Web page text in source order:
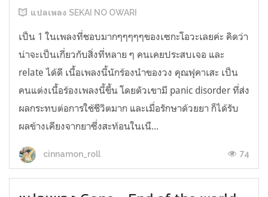
แปลเพลง SEKAI NO OWARI
เป็น 1 ในเพลงที่ชอบมากๆๆๆๆๆของเซกะโอวะเลยค่ะ คิดว่า
น่าจะเป็นเกี่ยวกับสิ่งที่หลาย ๆ คนเคยประสบเจอ และ
relate ได้ดี เนื้อเพลงนี้นักร้องนำของวง คุณฟุคาเสะ เป็น
คนแต่งเนื้อร้องเพลงนี้ขึ้น โดยตัวเขามี panic disorder ที่ส่ง
ผลกระทบต่อการใช้ชีวิตมาก และเมื่อรักษาด้วยยา ก็ได้รับ
ผลข้างเคียงจากยาซึ่งสะท้อนในเนื...
cinnamon_roll 74